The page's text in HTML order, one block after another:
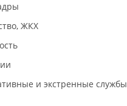
ЖКХ
и экстренные службы